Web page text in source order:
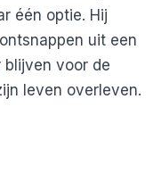
één optie. Hij
uit een
voor de
leven overleven.